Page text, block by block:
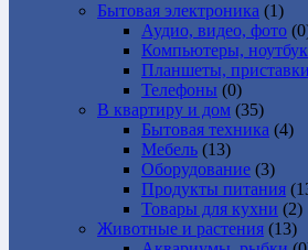
Бытовая электроника (1)
Аудио, видео, фото
Компьютеры,
Планшеты,
Телефоны (0)
В квартиру и дом (35)
Бытовая техника (4)
Мебель (13)
Оборудование (3)
Продукты питания
Товары для кухни (2)
Животные и растения (13)